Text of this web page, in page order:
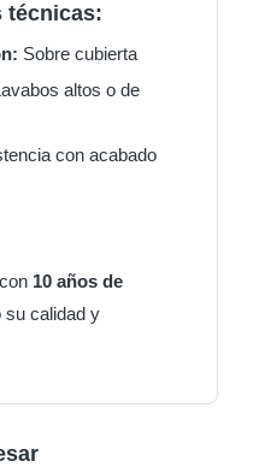
técnicas:
Sobre cubierta
altos o de
con acabado
10 años de
su calidad y